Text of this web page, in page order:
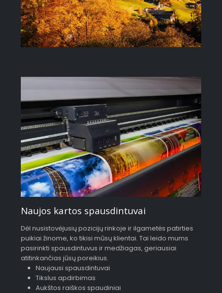
Naujos kartos spausdintuvai
Dėl nusistovėjusių pozicijų rinkoje ir ilgametės patirties
puikiai žinome, ko tikisi mūsų klientai. Tai leido mums
pasirinkti spausdintuvus ir medžiagas, geriausiai
atitinkančias jūsų poreikius.
Naujausi spausdintuvai
Tikslus apdirbimas
Aukštos raiškos spaudiniai